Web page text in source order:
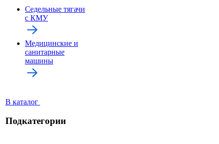
Седельные тягачи
с КМУ
Медицинские и
санитарные
машины
В каталог
Подкатегории